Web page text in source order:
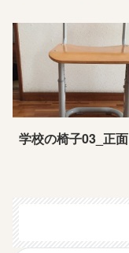
学校の椅子03_正面